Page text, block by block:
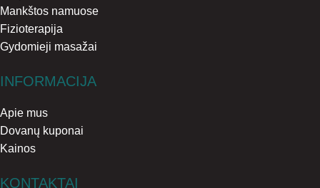
Mankštos namuose
Fizioterapija
Gydomieji masažai
INFORMACIJA
Apie mus
Dovanų kuponai
Kainos
KONTAKTAI